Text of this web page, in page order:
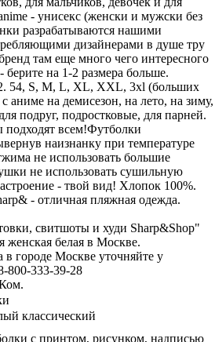
- унисекс (женски и мужски без
разрабатываются нашими
дизайнерами в душе тру
там еще много чего интересного
берите на 1-2 размера больше.
54, S, M, L, XL, XXL, 3xl (больших
аниме на демисезон, на лето, на зиму,
подруг, подростковые, для парней.
всем!Футболки
наизнанку при температуре
не использовать большие
не использовать сушильную
- твой вид! Хлопок 100%.
- отличная пляжная одежда.
свитшоты и худи Sharp&Shop"
белая в Москве.
в городе Москве уточняйте у
800-333-39-28
классический
с принтом, рисунком, надписью